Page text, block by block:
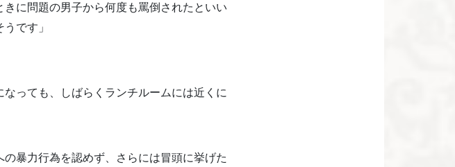
きに問題の男子から何度も罵倒されたといい
です」
っても、しばらくランチルームには近くに
暴力行為を認めず、さらには冒頭に挙げた